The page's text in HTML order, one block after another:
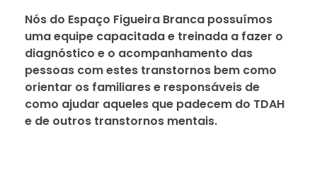
Nós do Espaço Figueira Branca possuímos
uma equipe capacitada e treinada a fazer o
diagnóstico e o acompanhamento das
pessoas com estes transtornos bem como
orientar os familiares e responsáveis de
como ajudar aqueles que padecem do TDAH
e de outros transtornos mentais.